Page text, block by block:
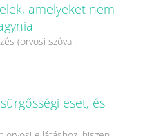
amelyeket nem
(orvosi szóval:
eset, és